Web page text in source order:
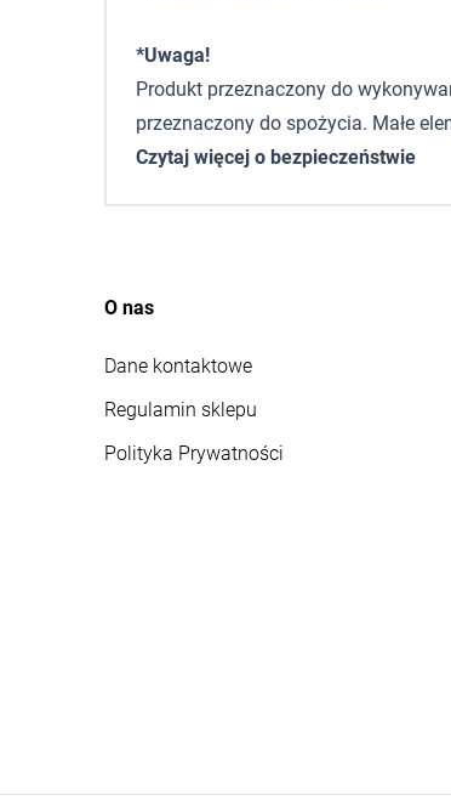
*Uwaga!
Produkt przeznaczony do
przeznaczony do spożycia. Małe
Czytaj więcej o bezpieczeństwie
O nas
Dane kontaktowe
Regulamin sklepu
Polityka Prywatności